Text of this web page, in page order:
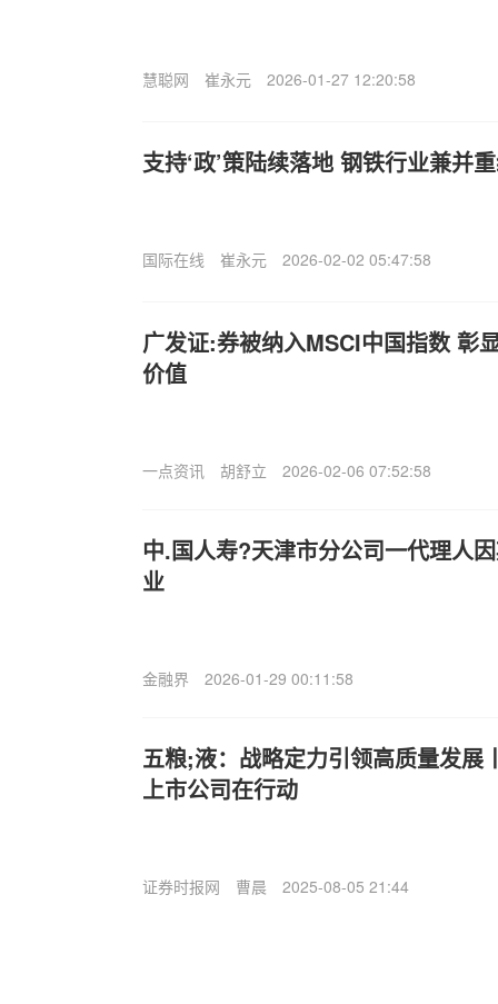
慧聪网 崔永元 2026-01-27 12:20:58
支持‘政’策陆续落地 钢铁行业兼并
国际在线 崔永元 2026-02-02 05:47:58
广发证:券被纳入MSCI中国指数 彰
价值
一点资讯 胡舒立 2026-02-06 07:52:58
中.国人寿?天津市分公司一代理人
业
金融界 2026-01-29 00:11:58
五粮;液：战略定力引领高质量发展
上市公司在行动
证券时报网 曹晨 2025-08-05 21:44